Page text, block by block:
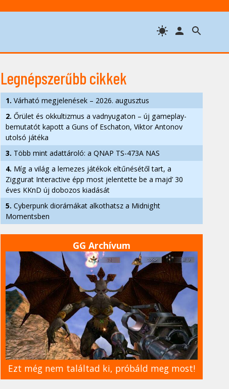
Legnépszerűbb cikkek
1. Várható megjelenések – 2026. augusztus
2. Őrület és okkultizmus a vadnyugaton – új gameplay-
bemutatót kapott a Guns of Eschaton, Viktor Antonov
utolsó játéka
3. Több mint adattároló: a QNAP TS-473A NAS
4. Míg a világ a lemezes játékok eltűnésétől tart, a
Ziggurat Interactive épp most jelentette be a majd’ 30
éves KKnD új dobozos kiadását
5. Cyberpunk diorámákat alkothatsz a Midnight
Momentsben
GG Archívum
Ezt még nem találtad ki, próbáld meg most!